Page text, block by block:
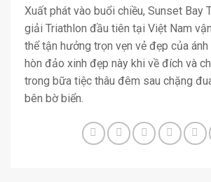
Xuất phát vào buổi chiều, Sunset Bay
giải Triathlon đầu tiên tại Việt Nam
thể tận hưởng trọn vẹn vẻ đẹp của ánh
hòn đảo xinh đẹp này khi về đích và
trong bữa tiệc thâu đêm sau chặng
bên bờ biển.